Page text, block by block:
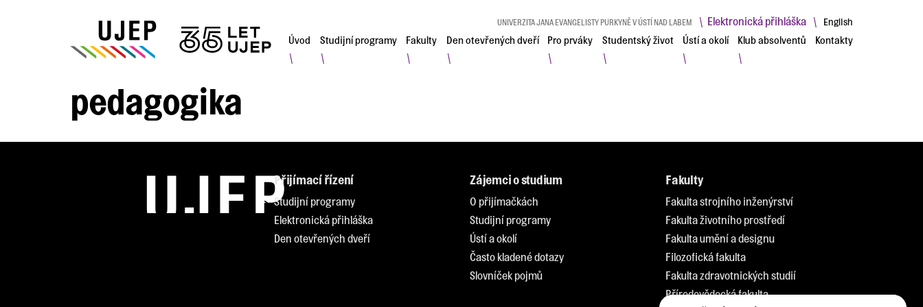
UNIVERZITA JANA EVANGELISTY PURKYNĚ V ÚSTÍ NAD LABEM \ Elektronická přihláška \ English
Úvod
\
Studijní programy
\
Fakulty
\
Den otevřených dveří
\
Pro prváky
\
Studentský život
\
Ústí a okolí
\
Klub absolventů
\
Kontakty
pedagogika
Přijímací řízení
Studijní programy
Elektronická přihláška
Den otevřených dveří
Zájemci o studium
O přijímačkách
Studijní programy
Ústí a okolí
Často kladené dotazy
Slovníček pojmů
Fakulty
Fakulta strojního inženýrství
Fakulta životního prostředí
Fakulta umění a designu
Filozofická fakulta
Fakulta zdravotnických studií
Přírodovědecká fakulta